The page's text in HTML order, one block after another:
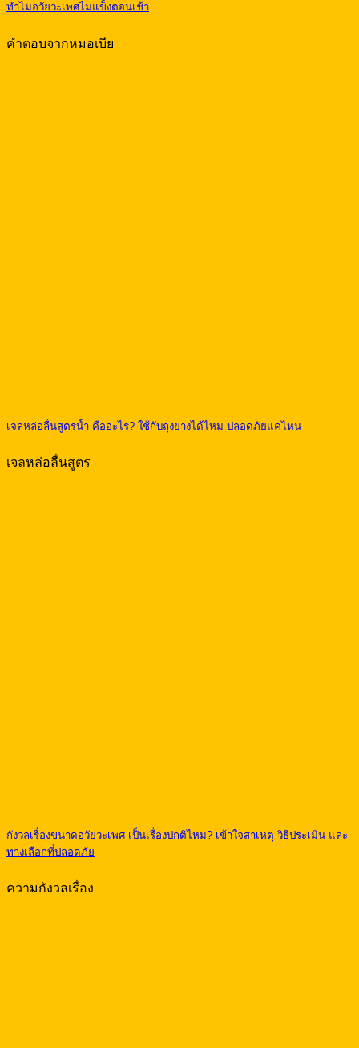
ทำไมอวัยวะเพศไม่แข็งตอนเช้า
คำตอบจากหมอเบีย
เจลหล่อลื่นสูตรน้ำ คืออะไร? ใช้กับถุงยางได้ไหม ปลอดภัยแค่ไหน
เจลหล่อลื่นสูตร
กังวลเรื่องขนาดอวัยวะเพศ เป็นเรื่องปกติไหม? เข้าใจสาเหตุ วิธีประเมิน และ
ทางเลือกที่ปลอดภัย
ความกังวลเรื่อง